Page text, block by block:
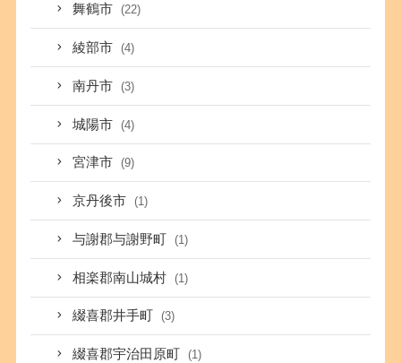
舞鶴市 (22)
綾部市 (4)
南丹市 (3)
城陽市 (4)
宮津市 (9)
京丹後市 (1)
与謝郡与謝野町 (1)
相楽郡南山城村 (1)
綴喜郡井手町 (3)
綴喜郡宇治田原町 (1)